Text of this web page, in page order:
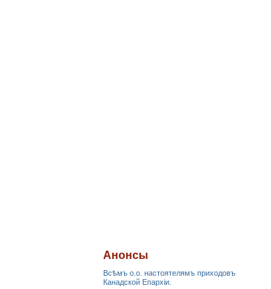
Анонсы
Всѣмъ о.о. настоятелямъ приходовъ
Канадской Епархiи.